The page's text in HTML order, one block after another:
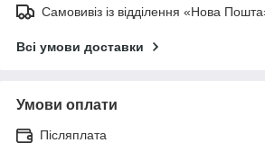
Самовивіз із відділення «Нова
Всі умови доставки
Умови оплати
Післяплата